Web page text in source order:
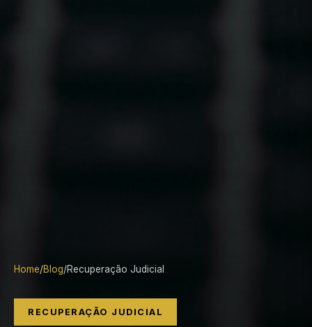
Home/Blog/Recuperação Judicial
RECUPERAÇÃO JUDICIAL